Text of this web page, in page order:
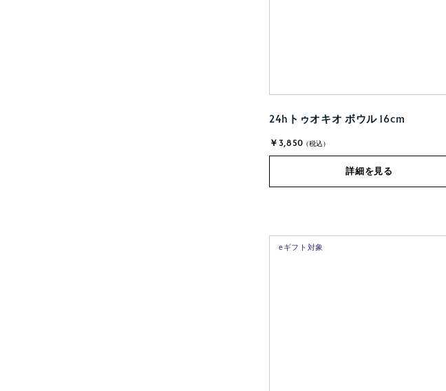
24hトゥオキオ ボウル 16cm
￥3,850 (税込)
詳細を見る
eギフト対象